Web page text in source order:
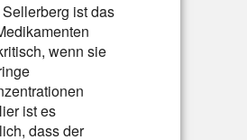
ist das
wenn sie
ist es
dass der